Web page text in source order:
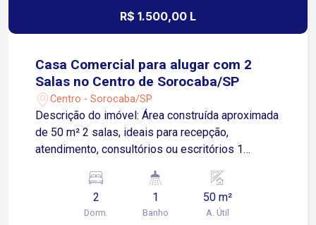
R$ 1.500,00 L
Casa Comercial para alugar com 2
Salas no Centro de Sorocaba/SP
Centro - Sorocaba/SP
Descrição do imóvel: Área construída aproximada
de 50 m² 2 salas, ideais para recepção,
atendimento, consultórios ou escritórios 1
clientes e colaboradores Localização de grande
visibilidade: Situada a poucos metros da Avenida
Dr. Eugênio Salerno Próxima à Avenida Dr. Afonso
2
Dorm.
1
Banho
50 m²
A. Útil